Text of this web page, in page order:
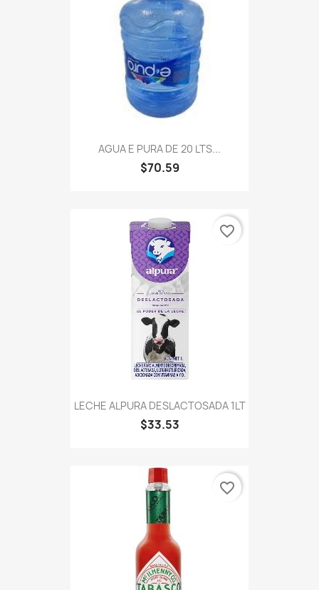
AGUA E PURA DE 20 LTS...
$70.59
LECHE ALPURA DESLACTOSADA 1LT
$33.53
favorite_border
favorite_border